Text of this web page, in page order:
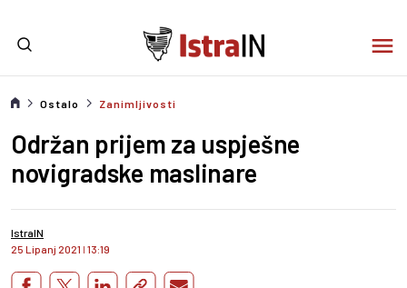
Ostalo Zanimljivosti
Održan prijem za uspješne
novigradske maslinare
IstraIN
25 Lipanj 2021 I 13:19